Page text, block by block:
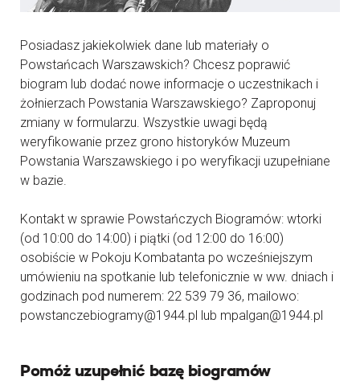
Posiadasz jakiekolwiek dane lub materiały o
Powstańcach Warszawskich? Chcesz poprawić
biogram lub dodać nowe informacje o uczestnikach i
żołnierzach Powstania Warszawskiego? Zaproponuj
zmiany w formularzu. Wszystkie uwagi będą
weryfikowanie przez grono historyków Muzeum
Powstania Warszawskiego i po weryfikacji uzupełniane
w bazie.
Kontakt w sprawie Powstańczych Biogramów: wtorki
(od 10:00 do 14:00) i piątki (od 12:00 do 16:00)
osobiście w Pokoju Kombatanta po wcześniejszym
umówieniu na spotkanie lub telefonicznie w ww. dniach i
godzinach pod numerem: 22 539 79 36, mailowo:
powstanczebiogramy@1944.pl lub mpalgan@1944.pl
Pomóż uzupełnić bazę biogramów